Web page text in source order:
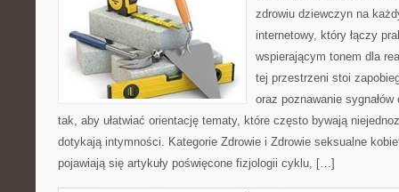
zdrowiu dziewczyn na
internetowy, który łączy
wspierającym tonem dla
tej przestrzeni stoi
oraz poznawanie
tak, aby ułatwiać orientację tematy, które często bywają
dotykają intymności. Kategorie Zdrowie i Zdrowie seksualne
pojawiają się artykuły poświęcone fizjologii cyklu, […]